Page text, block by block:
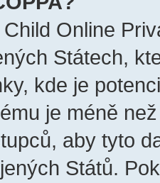
Online
Státech,
kde je
je méně
aby tyto
Států.